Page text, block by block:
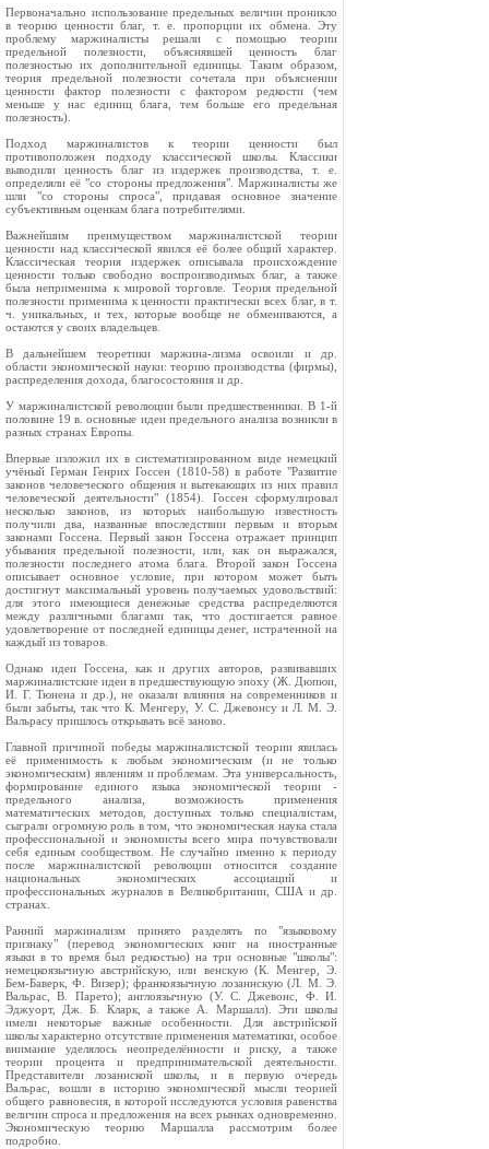
Первоначально использование предельных величин проникло
в теорию ценности благ, т. е. пропорции их обмена. Эту
проблему маржиналисты решали с помощью теории
предельной полезности, объяснявшей ценность благ
полезностью их дополнительной единицы. Таким образом,
теория предельной полезности сочетала при объяснении
ценности фактор полезности с фактором редкости (чем
меньше у нас единиц блага, тем больше его предельная
полезность).
Подход маржиналистов к теории ценности был
противоположен подходу классической школы. Классики
выводили ценность благ из издержек производства, т. е.
определяли её "со стороны предложения". Маржиналисты же
шли "со стороны спроса", придавая основное значение
субъективным оценкам блага потребителями.
Важнейшим преимуществом маржиналистской теории
ценности над классической явился её более общий характер.
Классическая теория издержек описывала происхождение
ценности только свободно воспроизводимых благ, а также
была неприменима к мировой торговле. Теория предельной
полезности применима к ценности практически всех благ, в т.
ч. уникальных, и тех, которые вообще не обмениваются, а
остаются у своих владельцев.
В дальнейшем теоретики маржина-лизма освоили и др.
области экономической науки: теорию производства (фирмы),
распределения дохода, благосостояния и др.
У маржиналистской революции были предшественники. В 1-й
половине 19 в. основные идеи предельного анализа возникли в
разных странах Европы.
Впервые изложил их в систематизированном виде немецкий
учёный Герман Генрих Госсен (1810-58) в работе "Развитие
законов человеческого общения и вытекающих из них правил
человеческой деятельности" (1854). Госсен сформулировал
несколько законов, из которых наибольшую известность
получили два, названные впоследствии первым и вторым
законами Госсена. Первый закон Госсена отражает принцип
убывания предельной полезности, или, как он выражался,
полезности последнего атома блага. Второй закон Госсена
описывает основное условие, при котором может быть
достигнут максимальный уровень получаемых удовольствий:
для этого имеющиеся денежные средства распределяются
между различными благами так, что достигается равное
удовлетворение от последней единицы денег, истраченной на
каждый из товаров.
Однако идеи Госсена, как и других авторов, развивавших
маржиналистские идеи в предшествующую эпоху (Ж. Дюпюи,
И. Г. Тюнена и др.), не оказали влияния на современников и
были забыты, так что К. Менгеру, У. С. Джевонсу и Л. М. Э.
Вальрасу пришлось открывать всё заново.
Главной причиной победы маржиналистской теории явилась
её применимость к любым экономическим (и не только
экономическим) явлениям и проблемам. Эта универсальность,
формирование единого языка экономической теории -
предельного анализа, возможность применения
математических методов, доступных только специалистам,
сыграли огромную роль в том, что экономическая наука стала
профессиональной и экономисты всего мира почувствовали
себя единым сообществом. Не случайно именно к периоду
после маржиналистской революции относится создание
национальных экономических ассоциаций и
профессиональных журналов в Великобритании, США и др.
странах.
Ранний маржинализм принято разделять по "языковому
признаку" (перевод экономических книг на иностранные
языки в то время был редкостью) на три основные "школы":
немецкоязычную австрийскую, или венскую (К. Менгер, Э.
Бем-Баверк, Ф. Визер); франкоязычную лозаннскую (Л. М. Э.
Вальрас, В. Парето); англоязычную (У. С. Джевонс, Ф. И.
Эджуорт, Дж. Б. Кларк, а также А. Маршалл). Эти школы
имели некоторые важные особенности. Для австрийской
школы характерно отсутствие применения математики, особое
внимание уделялось неопределённости и риску, а также
теории процента и предпринимательской деятельности.
Представители лозаннской школы, и в первую очередь
Вальрас, вошли в историю экономической мысли теорией
общего равновесия, в которой исследуются условия равенства
величин спроса и предложения на всех рынках одновременно.
Экономическую теорию Маршалла рассмотрим более
подробно.